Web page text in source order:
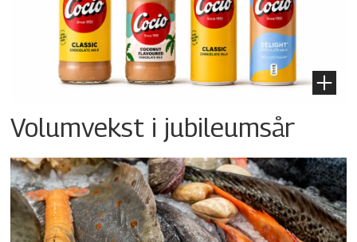
Volumvekst i jubileumsår